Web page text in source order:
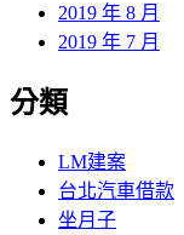
2019 年 8 月
2019 年 7 月
分類
LM建案
台北汽車借款
坐月子